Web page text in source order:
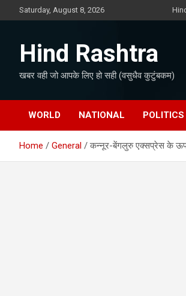
to
Saturday, August 8, 2026
Hind Rashtra
खबर वही जो आपके लिए हो सही (वसुधैव कुटुंबकम)
WORLD NATIONAL POLITICS
Home General कन्नूर-बेंगलुरु एक्सप्रेस के